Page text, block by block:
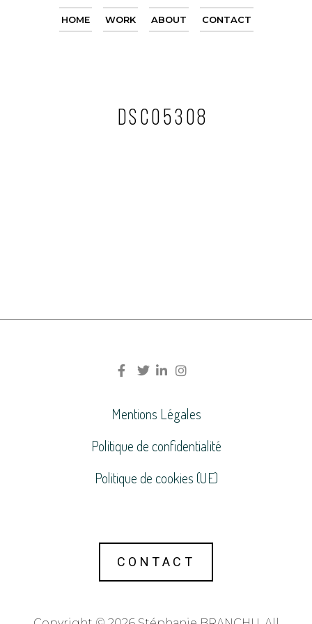
HOME WORK ABOUT CONTACT
DSC05308
Mentions Légales
Politique de confidentialité
Politique de cookies (UE)
CONTACT